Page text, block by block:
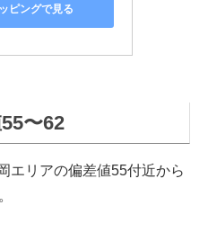
ピングで見る
〜62
エリアの偏差値55付近から